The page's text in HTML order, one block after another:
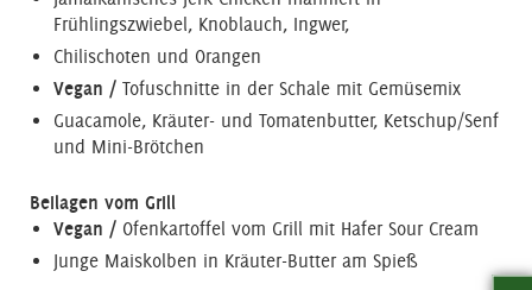
Frühlingszwiebel, Knoblauch, Ingwer,
Chilischoten und Orangen
Vegan / Tofuschnitte in der Schale mit Gemüsemix
Guacamole, Kräuter- und Tomatenbutter, Ketschup/Senf
und Mini-Brötchen
Beilagen vom Grill
Vegan / Ofenkartoffel vom Grill mit Hafer Sour Cream
Junge Maiskolben in Kräuter-Butter am Spieß